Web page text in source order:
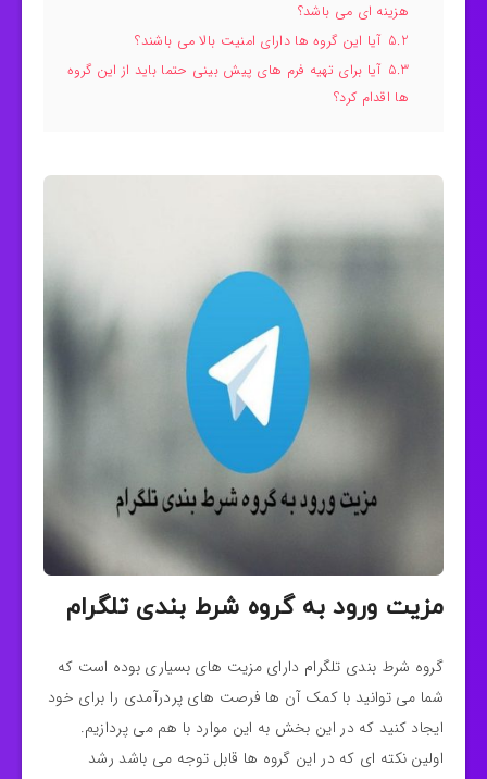
هزینه ای می باشد؟
5.2 آیا این گروه ها دارای امنیت بالا می باشند؟
5.3 آیا برای تهیه فرم های پیش بینی حتما باید از این گروه
ها اقدام کرد؟
مزیت ورود به گروه شرط بندی تلگرام
گروه شرط بندی تلگرام دارای مزیت های بسیاری بوده است که
شما می توانید با کمک آن ها فرصت های پردرآمدی را برای خود
ایجاد کنید که در این بخش به این موارد با هم می پردازیم.
اولین نکته ای که در این گروه ها قابل توجه می باشد رشد